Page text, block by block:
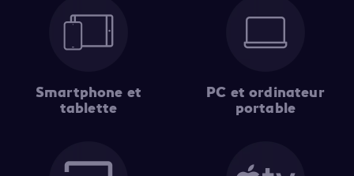
Smartphone et
tablette
PC et ordinateur
portable